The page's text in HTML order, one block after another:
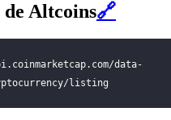
Altcoins🔗
data-
listing